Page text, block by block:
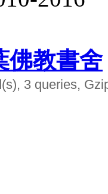
佛教書舍
3 queries,